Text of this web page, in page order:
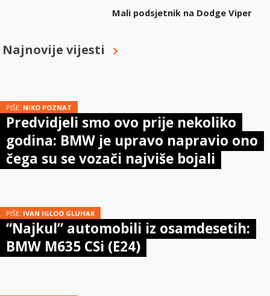
Mali podsjetnik na Dodge Viper
Najnovije vijesti
PIŠE: NIKO POZNAT
Predvidjeli smo ovo prije nekoliko
godina: BMW je upravo napravio ono
čega su se vozači najviše bojali
PIŠE: IVAN IGLOO GLUHAK
“Najkul” automobili iz osamdesetih:
BMW M635 CSi (E24)